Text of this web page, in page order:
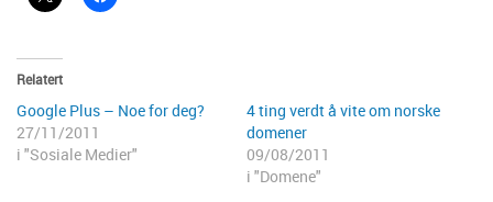
Relatert
Google Plus – Noe for deg?
27/11/2011
i "Sosiale Medier"
4 ting verdt å vite om norske
domener
09/08/2011
i "Domene"